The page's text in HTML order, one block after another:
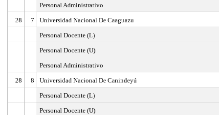
Personal Administrativo
28 7 Universidad Nacional De Caaguazu
Personal Docente (L)
Personal Docente (U)
Personal Administrativo
28 8 Universidad Nacional De Canindeyú
Personal Docente (L)
Personal Docente (U)